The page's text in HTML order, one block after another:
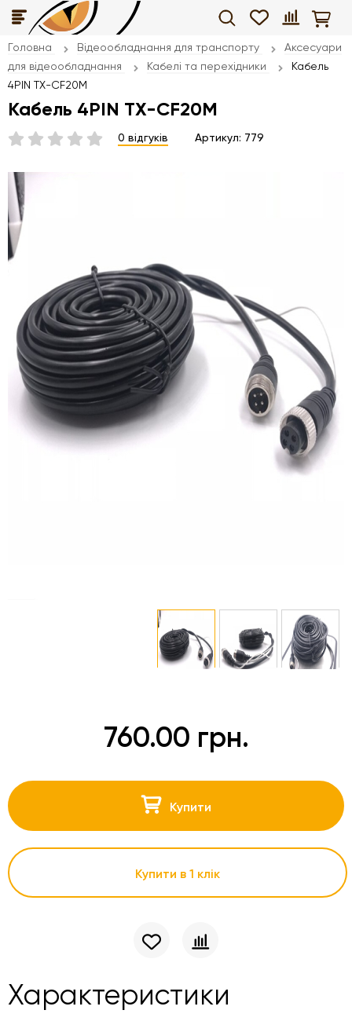
Головна Відеообладнання для транспорту
Аксесуари
для відеообладнання
Кабелі та перехідники
Кабель
4PIN TX-CF20M
Кабель 4PIN TX-CF20M
0 відгуків Артикул: 779
760.00 грн.
Купити
Купити в 1 клік
Характеристики